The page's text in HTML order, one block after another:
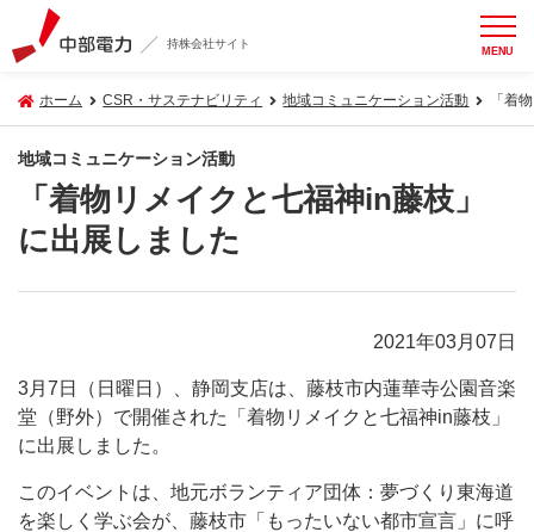
持株会社サイト MENU
ホーム CSR・サステナビリティ 地域コミュニケーション活動 「着
地域コミュニケーション活動
「着物リメイクと七福神in藤枝」
に出展しました
2021年03月07日
3月7日（日曜日）、静岡支店は、藤枝市内蓮華寺公園音楽
堂（野外）で開催された「着物リメイクと七福神in藤枝」
に出展しました。
このイベントは、地元ボランティア団体：夢づくり東海道
を楽しく学ぶ会が、藤枝市「もったいない都市宣言」に呼